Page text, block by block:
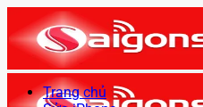
qua
nội
dung
Trang chủ